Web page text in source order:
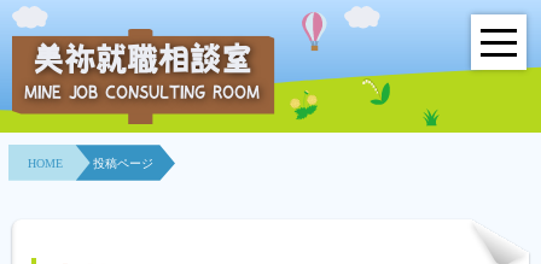
HOME
事業所紹介
美祢就職相談室
MINE JOB CONSULTING ROOM
HOME 投稿ページ